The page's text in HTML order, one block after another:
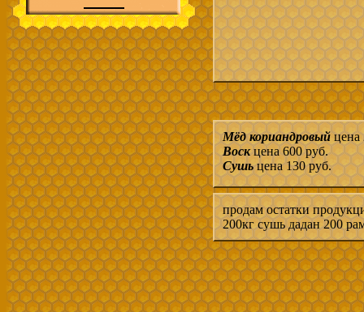
Мёд кориандровыйцена
Воскцена 600 руб.
Сушьцена 130 руб.
продам остатки
200кг сушь дадан 200